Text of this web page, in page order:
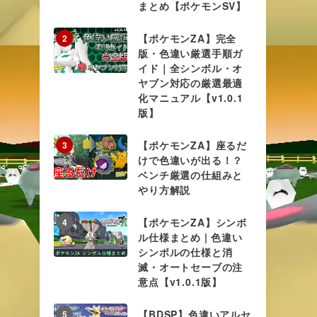
まとめ【ポケモンSV】
2
【ポケモンZA】完全
版・色違い厳選手順ガ
イド｜全シンボル・オ
ヤブン対応の厳選最適
化マニュアル【v1.0.1
版】
3
【ポケモンZA】座るだ
けで色違いが出る！？
ベンチ厳選の仕組みと
やり方解説
4
【ポケモンZA】シンボ
ル仕様まとめ | 色違い
シンボルの仕様と消
滅・オートセーブの注
意点【v1.0.1版】
5 【BDSP】色違いアルセ